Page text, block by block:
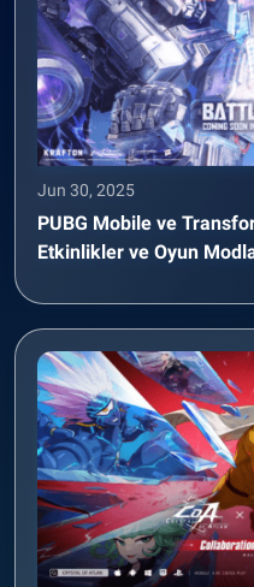
Jun 30, 2025
PUBG Mobile ve
Etkinlikler ve Oyun